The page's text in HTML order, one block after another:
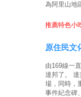
為阿里山地
推薦特色小
原住民文
由169線一
達邦了。
場，同時，
事件紀念碑